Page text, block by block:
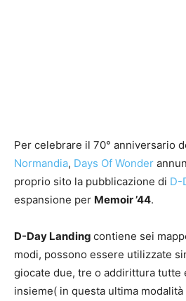
Per celebrare il 70° anniversario
Normandia, Days Of Wonder
proprio sito la pubblicazione di D-
espansione per Memoir ’44.
D-Day Landing contiene sei
modi, possono essere utilizzate
giocate due, tre o addirittura tutte
insieme( in questa ultima modalità